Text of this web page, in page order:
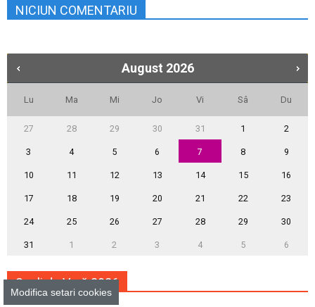
NICIUN COMENTARIU
August 2026
Lu Ma Mi Jo Vi Sâ Du
27 28 29 30 31 1 2
3 4 5 6 7 8 9
10 11 12 13 14 15 16
17 18 19 20 21 22 23
24 25 26 27 28 29 30
31 1 2 3 4 5 6
Școli de Vară 2026
Modifica setari cookies